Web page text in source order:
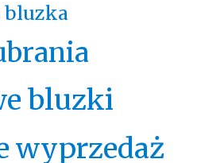
bluzki
wyprzedaż